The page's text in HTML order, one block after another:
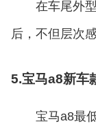
在车尾外
后，不但层次
5.宝马a8新车
宝马a8最